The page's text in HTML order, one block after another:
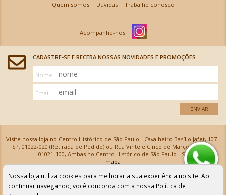
Quem somos Dúvidas Trabalhe conosco
CADASTRE-SE E RECEBA NOSSAS NOVIDADES E PROMOÇÕES.
Nome
Email
ENVIAR
Visite nossa loja no Centro Histórico de São Paulo - Cavalheiro Basílio Jafet, 107 -
SP, 01022-020 (Retirada de Pedido) ou Rua Vinte e Cinco de Março, 576 - SP,
01021-100, Ambas no Centro Histórico de São Paulo - SP
[mapa]
Armarinhos Santa Cecília Ltda | CNPJ: 61.069.639/0001-18
Os preços e as condições de pagamento apresentadas na loja virtual não valem para nossa loja física e
podem sofrer alterações sem aviso prévio. Vendas com cartão de crédito sujeitas a análise e
confirmação de dados.
Nossa loja utiliza cookies para melhorar a sua experiência no site. Ao
continuar navegando, você concorda com a nossa Política de